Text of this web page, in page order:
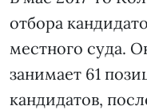
отбора
местного суда.
занимает 61
кандидатов,